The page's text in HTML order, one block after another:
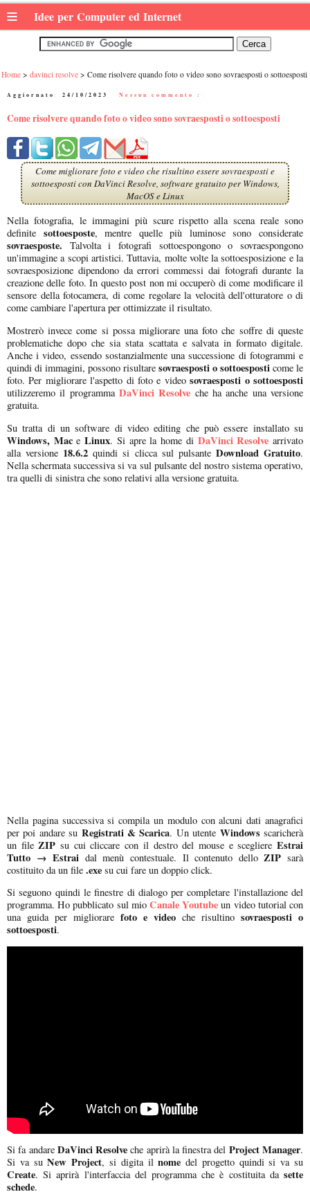
≡ Idee per Computer ed Internet
Home davinci resolve Come risolvere quando foto o video sono sovraesposti o sottoesposti
Aggiornato: 24/10/2023 Nessun commento :
Come risolvere quando foto o video sono sovraesposti o sottoesposti
Come migliorare foto e video che risultino essere sovraesposti e
sottoesposti con DaVinci Resolve, software gratuito per Windows,
MacOS e Linux
Nella fotografia, le immagini più scure rispetto alla scena reale sono
definite sottoesposte, mentre quelle più luminose sono considerate
sovraesposte. Talvolta i fotografi sottoespongono o sovraespongono
un'immagine a scopi artistici. Tuttavia, molte volte la sottoesposizione e la
sovraesposizione dipendono da errori commessi dai fotografi durante la
creazione delle foto. In questo post non mi occuperò di come modificare il
sensore della fotocamera, di come regolare la velocità dell'otturatore o di
come cambiare l'apertura per ottimizzate il risultato.
Mostrerò invece come si possa migliorare una foto che soffre di queste
problematiche dopo che sia stata scattata e salvata in formato digitale.
Anche i video, essendo sostanzialmente una successione di fotogrammi e
quindi di immagini, possono risultare sovraesposti o sottoesposti come le
foto. Per migliorare l'aspetto di foto e videosovraesposti o sottoesposti
utilizzeremo il programma DaVinci Resolve che ha anche una versione
gratuita.
Su tratta di un software di video editing che può essere installato su
Windows, Mace Linux. Si apre la home di DaVinci Resolve arrivato
alla versione 18.6.2 quindi si clicca sul pulsante Download Gratuito.
Nella schermata successiva si va sul pulsante del nostro sistema operativo,
tra quelli di sinistra che sono relativi alla versione gratuita.
Nella pagina successiva si compila un modulo con alcuni dati anagrafici
per poi andare su Registrati & Scarica. Un utente Windowsscaricherà
un fileZIP su cui cliccare con il destro del mouse e scegliere Estrai
Tutto → Estrai dal menù contestuale. Il contenuto delloZIP sarà
costituito da un file .exe su cui fare un doppio click.
Si seguono quindi le finestre di dialogo per completare l'installazione del
programma. Ho pubblicato sul mio Canale Youtube un video tutorial con
una guida per migliorare foto e video che risultino sovraesposti o
sottoesposti.
Si fa andare DaVinci Resolve che aprirà la finestra del Project Manager.
Si va suNew Project, si digita ilnome del progetto quindi si va su
Create. Si aprirà l'interfaccia del programma che è costituita da sette
schede.